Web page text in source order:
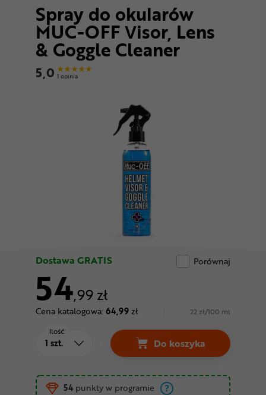
Stopka
Mapa strony
Kaski
Buty
Warsztat
Spray do okularów
MUC-OFF Visor, Lens
& Goggle Cleaner
5,0 1 opinia
Dostawa GRATIS Porównaj
54,99 zł
Cena katalogowa: 64,99zł
22 zł/100 ml
Ilość
Do koszyka
Spray do okularów
54 punkty w programie